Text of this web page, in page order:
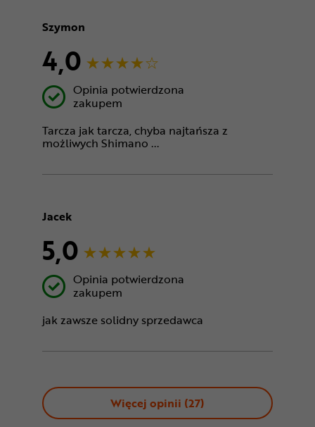
Szymon
4,0
Opinia potwierdzona
zakupem
Tarcza jak tarcza, chyba najtańsza z
możliwych Shimano ...
Jacek
5,0
Opinia potwierdzona
zakupem
jak zawsze solidny sprzedawca
Więcej opinii (27)